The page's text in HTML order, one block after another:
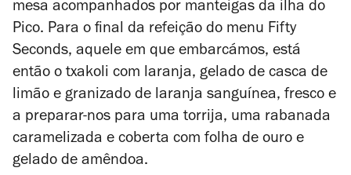
mesa acompanhados por manteigas da ilha do
Pico. Para o final da refeição do menu Fifty
Seconds, aquele em que embarcámos, está
então o txakoli com laranja, gelado de casca de
limão e granizado de laranja sanguínea, fresco e
a preparar-nos para uma torrija, uma rabanada
caramelizada e coberta com folha de ouro e
gelado de amêndoa.